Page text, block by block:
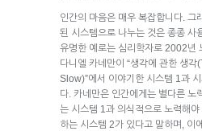
인간의 마음은 매우 복잡합니다. 그
된 시스템으로 나누는 것은 종종 사
유명한 예로는 심리학자로 2002년
다니엘 카네만이 “생각에 관한 생
Slow)”에서 이야기한 시스템 1과
다. 카네만은 인간에게는 별다른 노
는 시스템 1과 의식적으로 노력해
하는 시스템 2가 있다고 말하며, 이